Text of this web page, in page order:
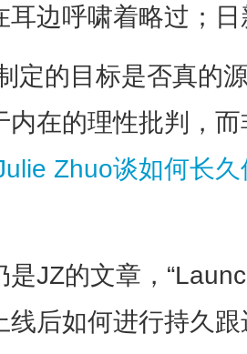
耳边呼啸着略过；
定的目标是否真的
内在的理性批判，
Zhuo谈如何长
是JZ的文章，
线后如何进行持久